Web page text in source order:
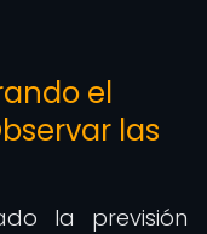
el
las
la previsión